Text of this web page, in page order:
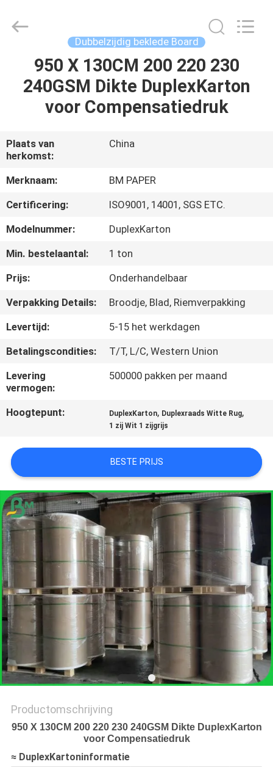
THUIS
PRODUCTEN
OVER
ONS
FABRIEKSTOCHT
NEEM
CONTACT
MET
ONS
SITEMAP
PRIVACYBELEID
BMPAPER
CO.,LTD.
Dubbelzijdig beklede Board
950 X 130CM 200 220 230
240GSM Dikte DuplexKarton
voor Compensatiedruk
Plaats van
herkomst:
China
Merknaam:
BM PAPER
Certificering:
ISO9001, 14001, SGS ETC.
Modelnummer:
DuplexKarton
Min. bestelaantal:
1 ton
Prijs:
Onderhandelbaar
Verpakking Details:
Broodje, Blad, Riemverpakking
Levertijd:
5-15 het werkdagen
Betalingscondities:
T/T, L/C, Western Union
Levering
vermogen:
500000 pakken per maand
Hoogtepunt: DuplexKarton, Duplexraads Witte Rug,
1 zij Wit 1 zijgrijs
BESTE PRIJS
Productomschrijving
950 X 130CM 200 220 230 240GSM Dikte DuplexKarton
voor Compensatiedruk
≈ DuplexKartoninformatie